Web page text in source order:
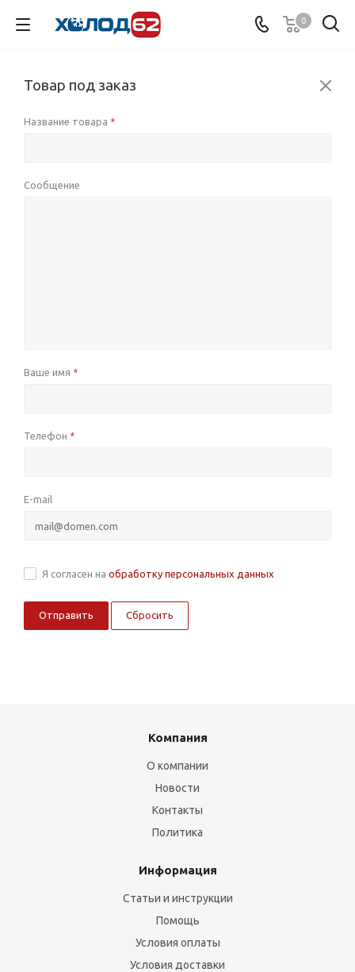
0
Товар под заказ
Название товара *
Сообщение
Ваше имя *
Телефон *
E-mail
Я согласен на обработку персональных данных
Сбросить
Компания
О компании
Новости
Контакты
Политика
Информация
Статьи и инструкции
Помощь
Условия оплаты
Условия доставки